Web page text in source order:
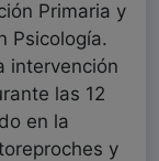
Primaria y
Psicología.
intervención
las 12
en la
y